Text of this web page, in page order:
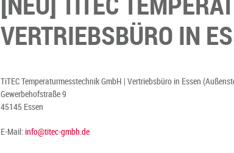
VERTRIEBSBÜRO IN
TiTEC Temperaturmesstechnik GmbH | Vertriebsbüro in Essen
Gewerbehofstraße 9
45145 Essen
E-Mail:info@titec-gmbh.de